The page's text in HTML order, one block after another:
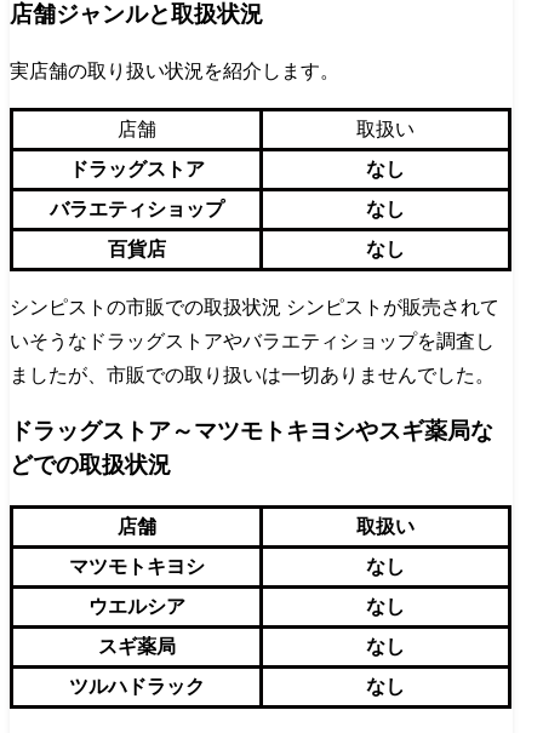
店舗ジャンルと取扱状況
実店舗の取り扱い状況を紹介します。
店舗
取扱い
ドラッグストア
なし
バラエティショップ
なし
百貨店
なし
シンピストの市販での取扱状況 シンピストが販売されて
いそうなドラッグストアやバラエティショップを調査し
ましたが、市販での取り扱いは一切ありませんでした。
ドラッグストア～マツモトキヨシやスギ薬局な
どでの取扱状況
店舗
取扱い
マツモトキヨシ
なし
ウエルシア
なし
スギ薬局
なし
ツルハドラック
なし